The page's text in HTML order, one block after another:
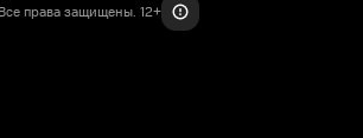
права защищены. 12+